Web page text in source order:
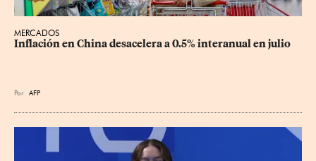
MERCADOS
Inflación en China desacelera a 0.5% interanual en julio
Por AFP